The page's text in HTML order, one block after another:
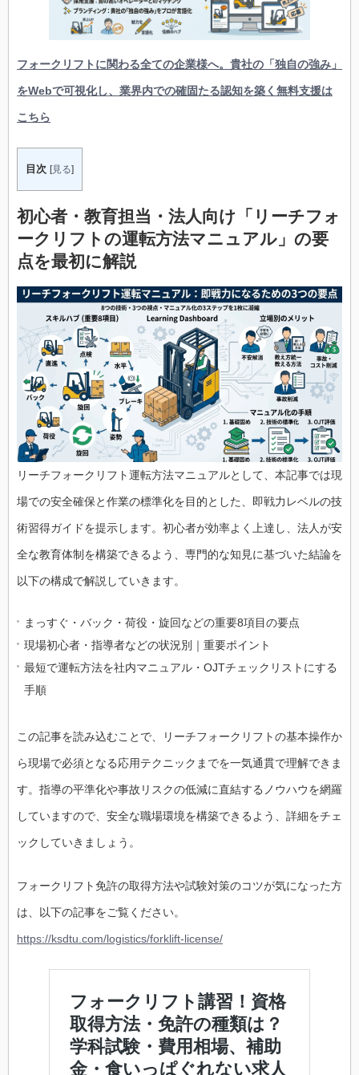
フォークリフトに関わる全ての企業様へ。貴社の「独自の強み」
をWebで可視化し、業界内での確固たる認知を築く無料支援は
こちら
目次 [見る]
初心者・教育担当・法人向け 「 リーチフォ
ークリフトの運転方法マニュアル」の要
点を最初に解説
リーチフォークリフト運転方法マニュアルとして、本記事では現
場での安全確保と作業の標準化を目的とした、即戦力レベルの技
術習得ガイドを提示します。初心者が効率よく上達し、法人が安
全な教育体制を構築できるよう、専門的な知見に基づいた結論を
以下の構成で解説していきます。
まっすぐ・バック・荷役・旋回などの重要8項目の要点
現場初心者・指導者などの状況別｜重要ポイント
最短で運転方法を社内マニュアル・OJTチェックリストにする
手順
この記事を読み込むことで、リーチフォークリフトの基本操作か
ら現場で必須となる応用テクニックまでを一気通貫で理解できま
す。指導の平準化や事故リスクの低減に直結するノウハウを網羅
していますので、安全な職場環境を構築できるよう、詳細をチェ
ックしていきましょう。
フォークリフト免許の取得方法や試験対策のコツが気になった方
は、以下の記事をご覧ください。
https://ksdtu.com/logistics/forklift-license/